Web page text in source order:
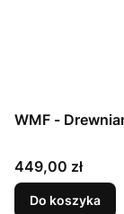
WMF -
Cena
449,00 zł
Do koszyka